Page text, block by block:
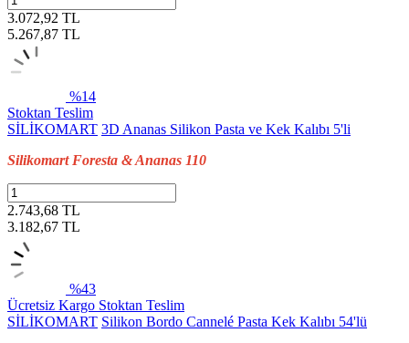
3.072,92 TL
5.267,87 TL
%14
Stoktan Teslim
SİLİKOMART 3D Ananas Silikon Pasta ve Kek Kalıbı 5'li
Silikomart Foresta & Ananas 110
2.743,68 TL
3.182,67 TL
%43
Ücretsiz Kargo Stoktan Teslim
SİLİKOMART Silikon Bordo Cannelé Pasta Kek Kalıbı 54'lü